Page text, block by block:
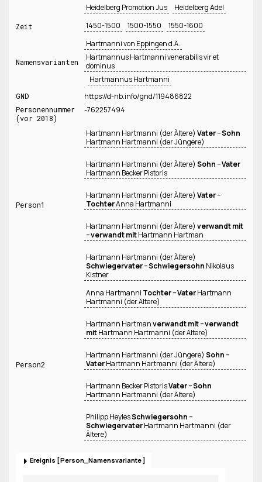
Heidelberg Promotion Jus
Heidelberg Adel
Zeit 1450-1500 1500-1550 1550-1600
Namensvarianten
Hartmanni von Eppingen d.Ä.
Hartmannus Hartmanni venerabilis vir et
dominus
Hartmannus Hartmanni
GND https://d-nb.info/gnd/119486822
Personennummer
(vor 2018)
-762257494
Person1
Hartmann Hartmanni (der Ältere) Vater − Sohn
Hartmann Hartmanni (der Jüngere)
Hartmann Hartmanni (der Ältere) Sohn − Vater
Hartmann Becker Pistoris
Hartmann Hartmanni (der Ältere) Vater −
TochterAnna Hartmanni
Hartmann Hartmanni (der Ältere) verwandt mit
− verwandt mitHartmann Hartman
Hartmann Hartmanni (der Ältere)
Schwiegervater − Schwiegersohn Nikolaus
Kistner
Person2
Anna Hartmanni Tochter − VaterHartmann
Hartmanni (der Ältere)
Hartmann Hartmanverwandt mit − verwandt
mitHartmann Hartmanni (der Ältere)
Hartmann Hartmanni (der Jüngere) Sohn −
VaterHartmann Hartmanni (der Ältere)
Hartmann Becker PistorisVater − Sohn
Hartmann Hartmanni (der Ältere)
Philipp HeylesSchwiegersohn −
SchwiegervaterHartmann Hartmanni (der
Ältere)
Ereignis Person_Namensvariante